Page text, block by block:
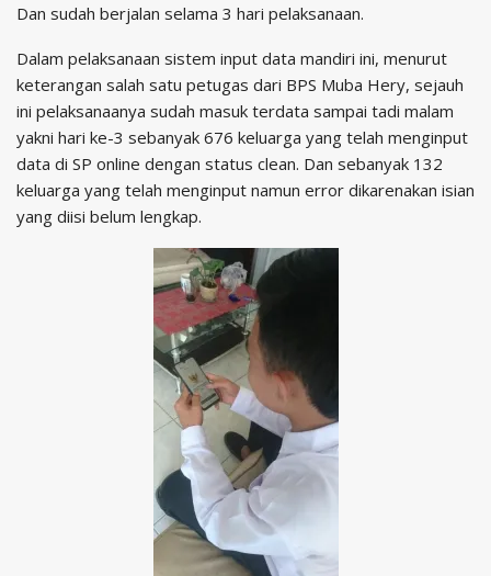
Dan sudah berjalan selama 3 hari pelaksanaan.
Dalam pelaksanaan sistem input data mandiri ini, menurut
keterangan salah satu petugas dari BPS Muba Hery, sejauh
ini pelaksanaanya sudah masuk terdata sampai tadi malam
yakni hari ke-3 sebanyak 676 keluarga yang telah menginput
data di SP online dengan status clean. Dan sebanyak 132
keluarga yang telah menginput namun error dikarenakan isian
yang diisi belum lengkap.